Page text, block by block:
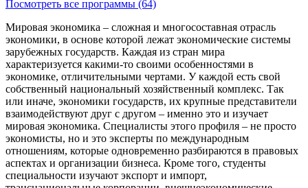
Посмотреть все программы (64)
Мировая экономика – сложная и многосоставная отрасль
экономики, в основе которой лежат экономические системы
зарубежных государств. Каждая из стран мира
характеризуется какими-то своими особенностями в
экономике, отличительными чертами. У каждой есть свой
собственный национальный хозяйственный комплекс. Так
или иначе, экономики государств, их крупные представители
взаимодействуют друг с другом – именно это и изучает
мировая экономика. Специалисты этого профиля – не просто
экономисты, но и это эксперты по международным
отношениям, которые одновременно разбираются в правовых
аспектах и организации бизнеса. Кроме того, студенты
специальности изучают экспорт и импорт,